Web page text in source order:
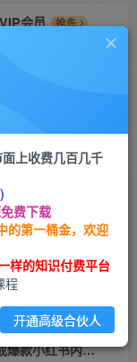
VIP会员
抢先
量生成爆款小
300+
关注 私信
（6608期）用最火的ai洗稿，无脑批量生成爆款小红书内容，省时省力，每天收入不只300+
上收费几百几千
费下载
的第一桶金，欢迎
样的知识付费平台
程
开通高级合伙人